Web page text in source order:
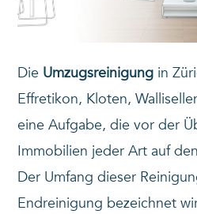
Die Umzugsreinigung in
Effretikon, Kloten,
eine Aufgabe, die vor der
Immobilien jeder Art auf
Der Umfang dieser
Endreinigung bezeichnet